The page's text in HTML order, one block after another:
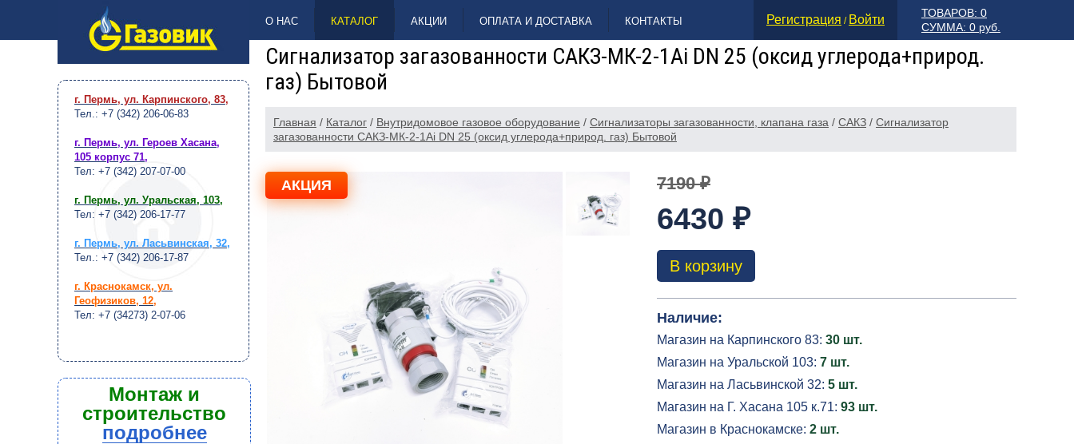
НАВЕРХ
О НАС КАТАЛОГ АКЦИИ ОПЛАТА И ДОСТАВКА КОНТАКТЫ
ТОВАРОВ: 0
СУММА: 0 руб.
Регистрация / Войти
Сигнализатор загазованности САКЗ-МК-2-1Аi DN 25 (оксид углерода+природ.
газ) Бытовой
Главная / Каталог / Внутридомовое газовое оборудование / Сигнализаторы загазованности, клапана газа / САКЗ / Сигнализатор
загазованности САКЗ-МК-2-1Аi DN 25 (оксид углерода+природ. газ) Бытовой
АКЦИЯ 7190 ₽
6430 ₽
В корзину
Наличие:
Магазин на Карпинского 83: 30 шт.
Магазин на Уральской 103: 7 шт.
Магазин на Ласьвинской 32: 5 шт.
Магазин на Г. Хасана 105 к.71: 93 шт.
Магазин в Краснокамске: 2 шт.
г. Пермь, ул. Карпинского, 83,
Тел.: +7 (342) 206-06-83
г. Пермь, ул. Героев Хасана,
105 корпус 71,
Тел: +7 (342) 207-07-00
г. Пермь, ул. Уральская, 103,
Тел: +7 (342) 206-17-77
г. Пермь, ул. Ласьвинская, 32,
Тел.: +7 (342) 206-17-87
г. Краснокамск, ул.
Геофизиков, 12,
Тел: +7 (34273) 2-07-06
Монтаж и
строительство
подробнее